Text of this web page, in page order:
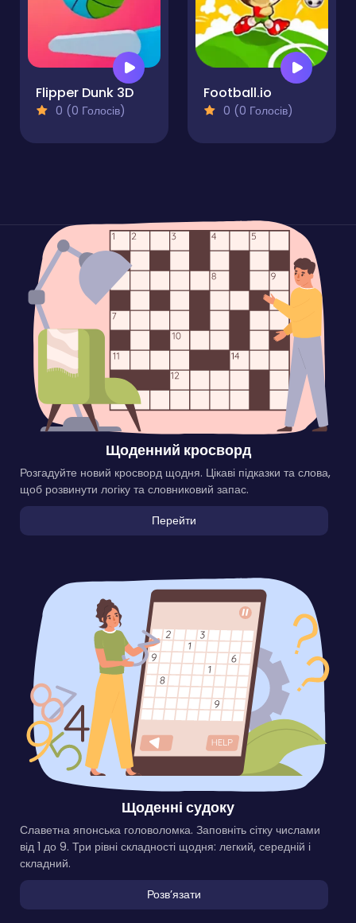
Flipper Dunk 3D
0 (0 Голосів)
Football.io
0 (0 Голосів)
Щоденний кросворд
Розгадуйте новий кросворд щодня. Цікаві підказки та слова,
щоб розвинути логіку та словниковий запас.
Перейти
Щоденні судоку
Славетна японська головоломка. Заповніть сітку числами
від 1 до 9. Три рівні складності щодня: легкий, середній і
складний.
Розвʼязати